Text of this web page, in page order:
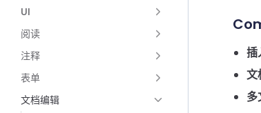
UI
阅读
注释
表单
文档编辑
插
文
多